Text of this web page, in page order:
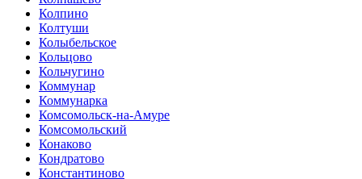
Колпино
Колтуши
Колыбельское
Кольцово
Кольчугино
Коммунар
Коммунарка
Комсомольск-на-Амуре
Комсомольский
Конаково
Кондратово
Константиново